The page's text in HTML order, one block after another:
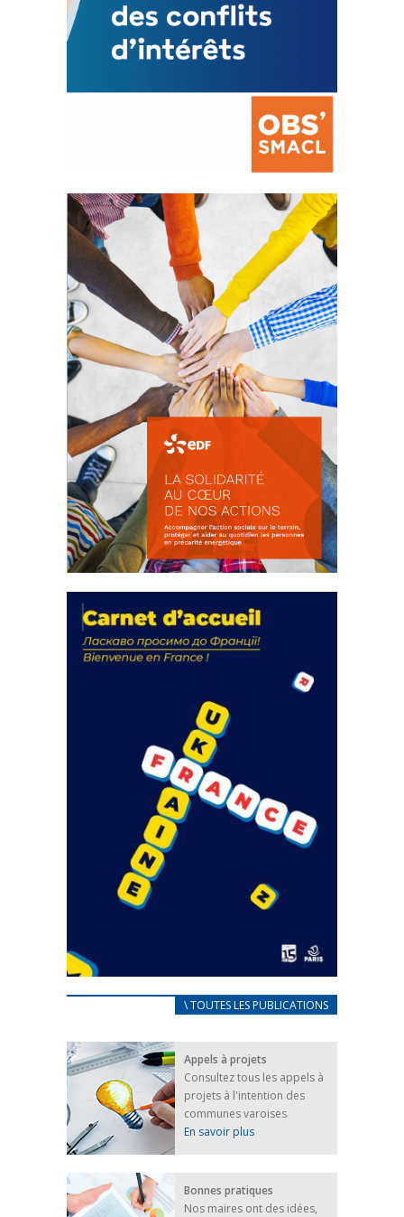
La prévention des conflits
d’intérêts
18 septembre 2023
FEUILLETER
actions
18 septembre 2023
FEUILLETER
CARNET D’ACCUEIL
25 avril 2022
Afin d’accompagner au mieux les réfugiés
ukrainiens arrivés en France,...
FEUILLETER
\ TOUTES LES PUBLICATIONS
Appels à projets
Consultez tous les appels à
projets à l'intention des
communes varoises
En savoir plus
Bonnes pratiques
Nos maires ont des idées,